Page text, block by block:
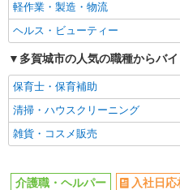
派遣社員
株式会社kotrio /●SD-H-1993176
多賀城市｜サ
でゆったりお
時給1350
通費全支給(ガ
キープ
軽作業・製造・物流
ヘルス・ビューティー
多賀城市の人気の職種からバ
保育士・保育補助
清掃・ハウスクリーニング
雑貨・コスメ販売
介護職・ヘルパー 入社日応